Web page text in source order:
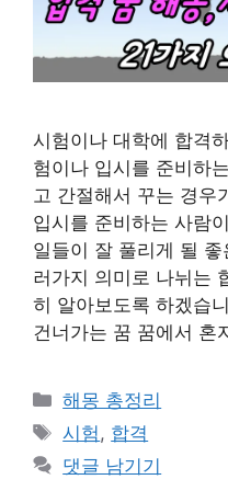
시험이나 대학에 합격
험이나 입시를 준비하
고 간절해서 꾸는 경우
입시를 준비하는 사람
일들이 잘 풀리게 될
러가지 의미로 나뉘는
히 알아보도록 하겠습
건너가는 꿈 꿈에서 혼
카
테
리
해몽 총정리
태
그
시험, 합격
댓글 남기기